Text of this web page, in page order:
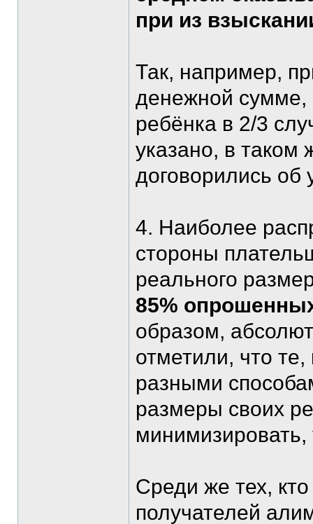
при из
Так, например,
денежной сумме,
ребёнка в 2/3
указано, в таком
договорились
4. Наиболее
стороны
реального
85%
образом,
отметили, что
разными
размеры своих
Среди же тех,
получателей